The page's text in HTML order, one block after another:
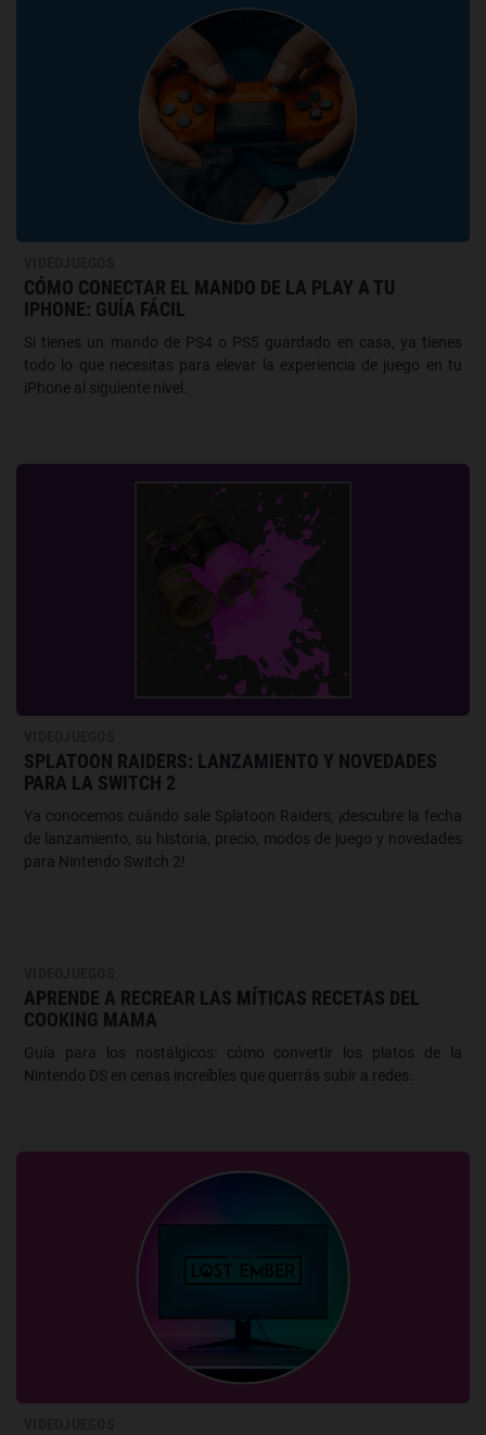
CÓMO CONECTAR EL MANDO DE LA PLAY A TU
IPHONE: GUÍA FÁCIL
Si tienes un mando de PS4 o PS5 guardado en casa, ya tienes
todo lo que necesitas para elevar la experiencia de juego en tu
iPhone al siguiente nivel.
SPLATOON RAIDERS: LANZAMIENTO Y NOVEDADES
PARA LA SWITCH 2
Ya conocemos cuándo sale Splatoon Raiders, ¡descubre la fecha
de lanzamiento, su historia, precio, modos de juego y novedades
para Nintendo Switch 2!
APRENDE A RECREAR LAS MÍTICAS RECETAS DEL
COOKING MAMA
Guía para los nostálgicos: cómo convertir los platos de la
Nintendo DS en cenas increíbles que querrás subir a redes.